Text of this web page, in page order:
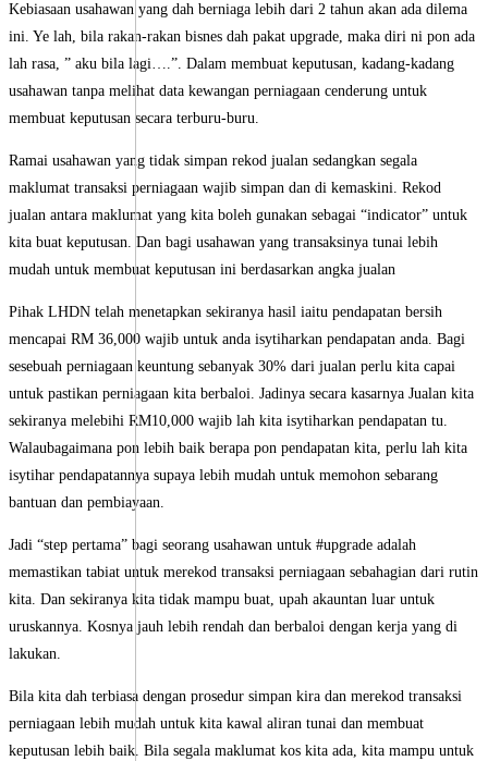
Kebiasaan usahawan yang dah berniaga lebih dari 2 tahun akan ada dilema
ini. Ye lah, bila rakan-rakan bisnes dah pakat upgrade, maka diri ni pon ada
lah rasa, ” aku bila lagi….”. Dalam membuat keputusan, kadang-kadang
usahawan tanpa melihat data kewangan perniagaan cenderung untuk
membuat keputusan secara terburu-buru.
Ramai usahawan yang tidak simpan rekod jualan sedangkan segala
maklumat transaksi perniagaan wajib simpan dan di kemaskini. Rekod
jualan antara maklumat yang kita boleh gunakan sebagai “indicator” untuk
kita buat keputusan. Dan bagi usahawan yang transaksinya tunai lebih
mudah untuk membuat keputusan ini berdasarkan angka jualan
Pihak LHDN telah menetapkan sekiranya hasil iaitu pendapatan bersih
mencapai RM 36,000 wajib untuk anda isytiharkan pendapatan anda. Bagi
sesebuah perniagaan keuntung sebanyak 30% dari jualan perlu kita capai
untuk pastikan perniagaan kita berbaloi. Jadinya secara kasarnya Jualan kita
sekiranya melebihi RM10,000 wajib lah kita isytiharkan pendapatan tu.
Walaubagaimana pon lebih baik berapa pon pendapatan kita, perlu lah kita
isytihar pendapatannya supaya lebih mudah untuk memohon sebarang
bantuan dan pembiayaan.
Jadi “step pertama” bagi seorang usahawan untuk #upgrade adalah
memastikan tabiat untuk merekod transaksi perniagaan sebahagian dari rutin
kita. Dan sekiranya kita tidak mampu buat, upah akauntan luar untuk
uruskannya. Kosnya jauh lebih rendah dan berbaloi dengan kerja yang di
lakukan.
Bila kita dah terbiasa dengan prosedur simpan kira dan merekod transaksi
perniagaan lebih mudah untuk kita kawal aliran tunai dan membuat
keputusan lebih baik. Bila segala maklumat kos kita ada, kita mampu untuk